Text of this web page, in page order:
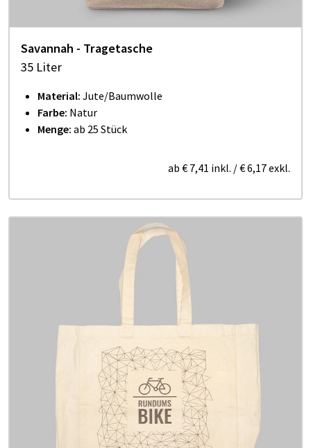
Savannah - Tragetasche
35 Liter
Material: Jute/Baumwolle
Farbe: Natur
Menge: ab 25 Stück
ab € 7,41 inkl. /€ 6,17exkl.